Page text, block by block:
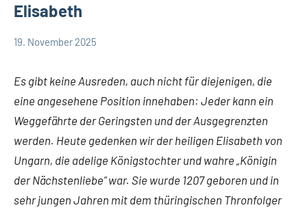
Elisabeth
19. November 2025
Es gibt keine Ausreden, auch nicht für diejenigen, die
eine angesehene Position innehaben: Jeder kann ein
Weggefährte der Geringsten und der Ausgegrenzten
werden. Heute gedenken wir der heiligen Elisabeth von
Ungarn, die adelige Königstochter und wahre „Königin
der Nächstenliebe“ war. Sie wurde 1207 geboren und in
sehr jungen Jahren mit dem thüringischen Thronfolger